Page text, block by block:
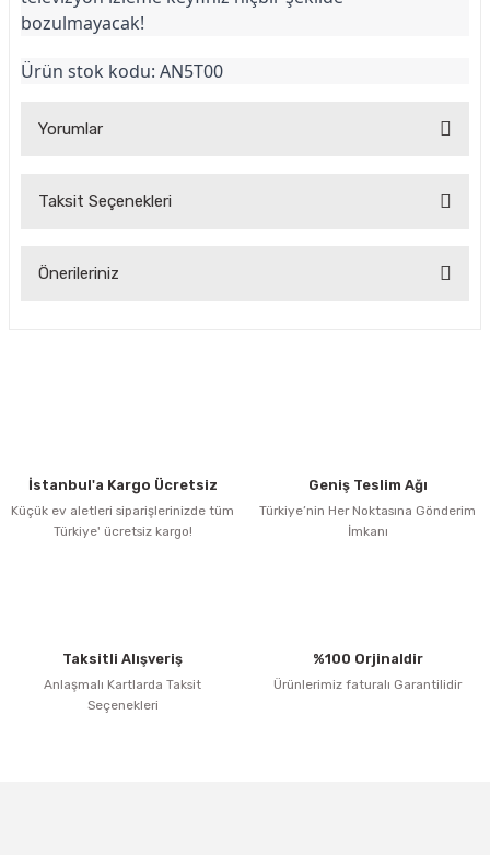
bozulmayacak!
Ürün stok kodu: AN5T00
Yorumlar
Tv-109Ekran
Taksit Seçenekleri
Önerileriniz
Ürün açıklamasında eksik bilgiler bulunuyor.
Ürün bilgilerinde hatalar bulunuyor.
Ürün fiyatı diğer sitelerden daha pahalı.
İstanbul'a Kargo Ücretsiz
Küçük ev aletleri siparişlerinizde tüm
Türkiye' ücretsiz kargo!
Geniş Teslim Ağı
Türkiye’nin Her Noktasına Gönderim
İmkanı
Taksitli Alışveriş
Anlaşmalı Kartlarda Taksit
Seçenekleri
%100 Orjinaldir
Ürünlerimiz faturalı Garantilidir